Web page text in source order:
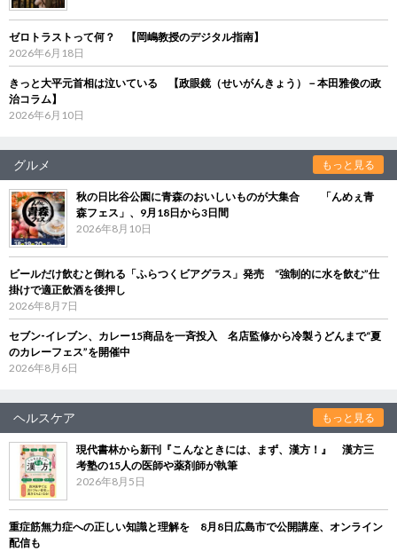
ゼロトラストって何？ 【岡嶋教授のデジタル指南】
2026年6月18日
きっと大平元首相は泣いている 【政眼鏡（せいがんきょう）－本田雅俊の政
治コラム】
2026年6月10日
グルメ もっと見る
秋の日比谷公園に青森のおいしいものが大集合 「んめぇ青
森フェス」、9月18日から3日間
2026年8月10日
ビールだけ飲むと倒れる「ふらつくビアグラス」発売 “強制的に水を飲む”仕
掛けで適正飲酒を後押し
2026年8月7日
セブン‐イレブン、カレー15商品を一斉投入 名店監修から冷製うどんまで“夏
のカレーフェス”を開催中
2026年8月6日
ヘルスケア もっと見る
現代書林から新刊『こんなときには、まず、漢方！』 漢方三
考塾の15人の医師や薬剤師が執筆
2026年8月5日
重症筋無力症への正しい知識と理解を 8月8日広島市で公開講座、オンライン
配信も